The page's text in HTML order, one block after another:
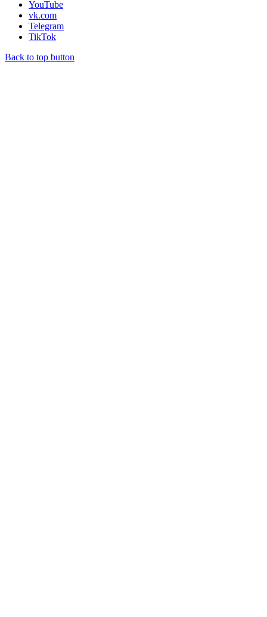
YouTube
vk.com
Telegram
TikTok
Back to top button